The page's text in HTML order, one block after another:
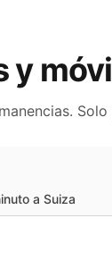
y
a Suiza